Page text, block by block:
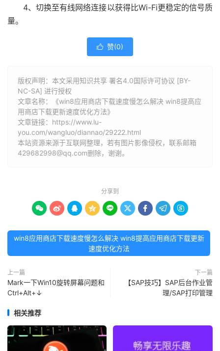
4、切换至有线网络连接以获得比Wi-Fi更稳定的信号质
量。
 赞(0)
版权声明：本文采用知识共享 署名4.0国际许可协议 [BY-
NC-SA] 进行授权
文章名称：《win8应用商店下载速度慢怎么解决 win8提高应
用商店下载更新速度优化方法》
文章链接： https://www.lu-
you.com/wangluo/diannao/29222.html
本站资源来源于互联网整理，若有图片影像侵权，联系邮箱
429682998@qq.com删除，谢谢。
分享到
        
win8应用商店下载速度慢怎么解决 win8提高应用商店下载更新
速度优化方法
上一篇
Mark一下Win10旋转屏幕问题和
Ctrl+Alt+↓
下一篇
【SAP技巧】SAP后台作业管
理/SAP打印管理
相关推荐